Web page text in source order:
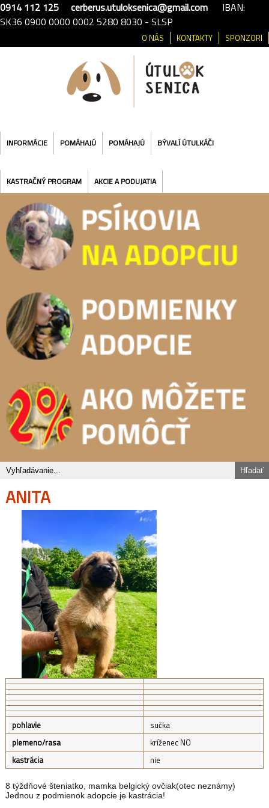
0914 112 125 cerberus.utuloksenica@gmail.com IBAN:
SK36 0900 0000 0002 5280 8030 - SLSP
SPONZORI
KONTAKTY
O NÁS
INFORMÁCIE POMÁHAJÚ POMÁHAJÚ BÝVALÍ ÚTULKÁČI
KASTRAČNÝ PROGRAM AKCIE A PODUJATIA
ANITA
pohlavie
sučka
plemeno/rasa
kríženec NO
kastrácia
nie
8 týždňové šteniatko, mamka belgický ovčiak(otec neznámy)
Jednou z podmienok adopcie je kastrácia!